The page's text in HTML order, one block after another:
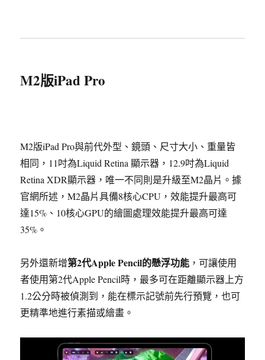
M2版iPad Pro
M2版iPad Pro與前代外型、鏡頭、尺寸大小、重量皆
相同，11吋為Liquid Retina 顯示器，12.9吋為Liquid
Retina XDR顯示器，唯一不同則是升級至M2晶片。據
官網所述，M2晶片具備8核心CPU，效能提升最高可
達15%、10核心GPU的繪圖處理效能提升最高可達
35%。
另外還新增第2代Apple Pencil的懸浮功能 ，可讓使用
者使用第2代Apple Pencil時，最多可在距離顯示器上方
1.2公分時被偵測到，能在標示記號前先行預覽，也可
更精準地進行素描或繪畫。